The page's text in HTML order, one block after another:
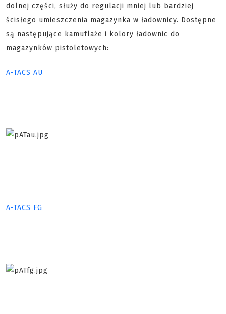
dolnej części, służy do regulacji mniej lub bardziej
ścisłego umieszczenia magazynka w ładownicy. Dostępne
są następujące kamuflaże i kolory ładownic do
magazynków pistoletowych:
A-TACS AU
A-TACS FG